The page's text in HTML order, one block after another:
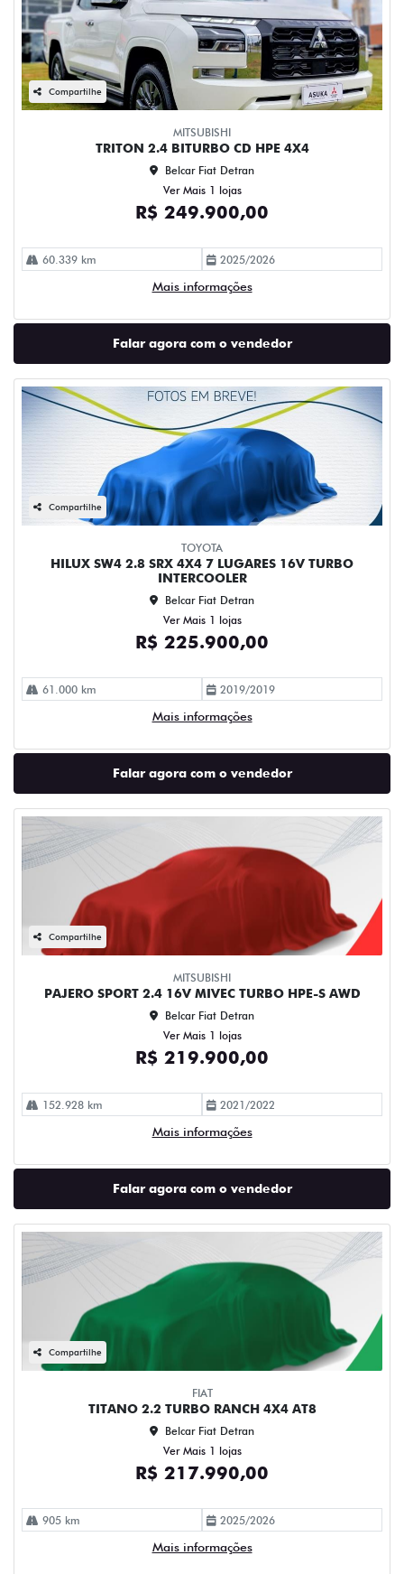
Compartilhe
MITSUBISHI
TRITON 2.4 BITURBO CD HPE 4X4
Belcar Fiat Detran
Ver Mais 1 lojas
R$ 249.900,00
60.339 km 2025/2026
Mais informações
Falar agora com o vendedor
Compartilhe
TOYOTA
HILUX SW4 2.8 SRX 4X4 7 LUGARES 16V TURBO
INTERCOOLER
Belcar Fiat Detran
Ver Mais 1 lojas
R$ 225.900,00
61.000 km 2019/2019
Mais informações
Falar agora com o vendedor
Compartilhe
MITSUBISHI
PAJERO SPORT 2.4 16V MIVEC TURBO HPE-S AWD
Belcar Fiat Detran
Ver Mais 1 lojas
R$ 219.900,00
152.928 km 2021/2022
Mais informações
Falar agora com o vendedor
Compartilhe
FIAT
TITANO 2.2 TURBO RANCH 4X4 AT8
Belcar Fiat Detran
Ver Mais 1 lojas
R$ 217.990,00
905 km 2025/2026
Mais informações